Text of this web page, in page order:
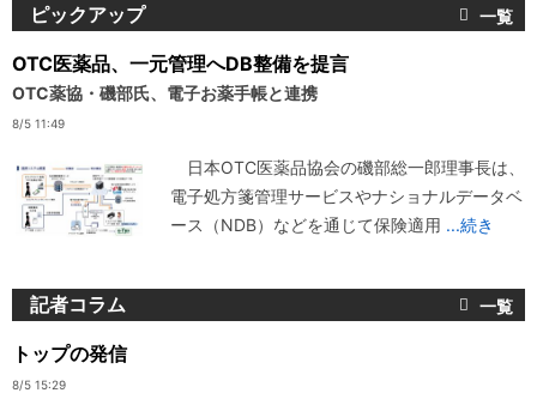
ピックアップ
OTC医薬品、一元管理へDB整備を提言
OTC薬協・磯部氏、電子お薬手帳と連携
8/5 11:49
日本OTC医薬品協会の磯部総一郎理事長は、
電子処方箋管理サービスやナショナルデータベ
ース（NDB）などを通じて保険適用 ...続き
記者コラム
トップの発信
8/5 15:29